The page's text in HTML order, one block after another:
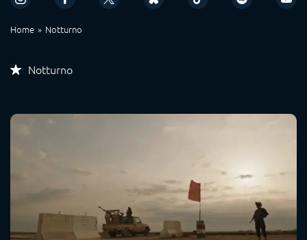
Home Notturno
Notturno